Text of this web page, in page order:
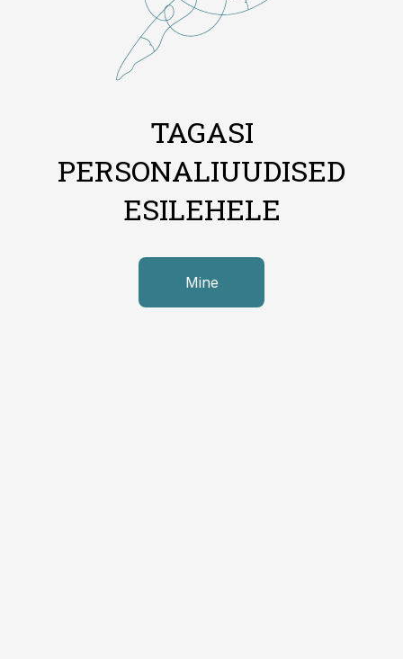
TAGASI
PERSONALIUUDISED
ESILEHELE
Mine